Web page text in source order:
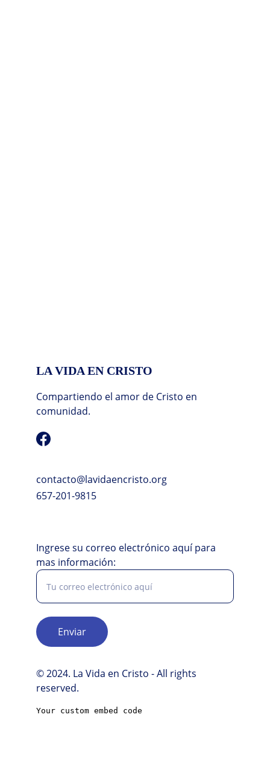
LA VIDA EN CRISTO
Compartiendo el amor de Cristo en
comunidad.
contacto@lavidaencristo.org
657-201-9815
Ingrese su correo electrónico aquí para
mas información:
Enviar
© 2024. La Vida en Cristo - All rights
reserved.